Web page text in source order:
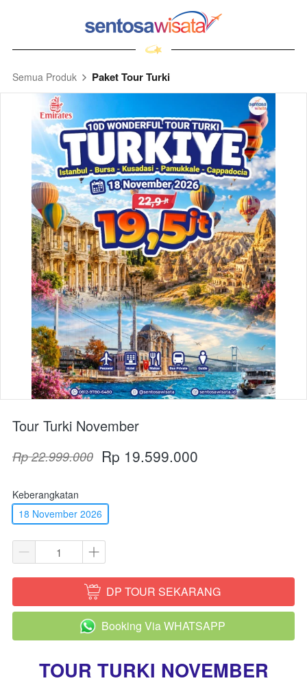
Semua Produk Paket Tour Turki
Tour Turki November
Rp 22.999.000 Rp 19.599.000
Keberangkatan
18 November 2026
` DP TOUR SEKARANG
` Booking Via WHATSAPP
TOUR TURKI NOVEMBER